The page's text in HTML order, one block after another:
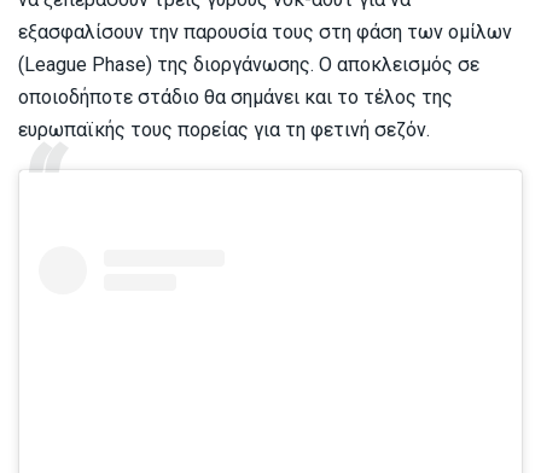
εξασφαλίσουν την παρουσία τους στη φάση των ομίλων
(League Phase) της διοργάνωσης. Ο αποκλεισμός σε
οποιοδήποτε στάδιο θα σημάνει και το τέλος της
ευρωπαϊκής τους πορείας για τη φετινή σεζόν.